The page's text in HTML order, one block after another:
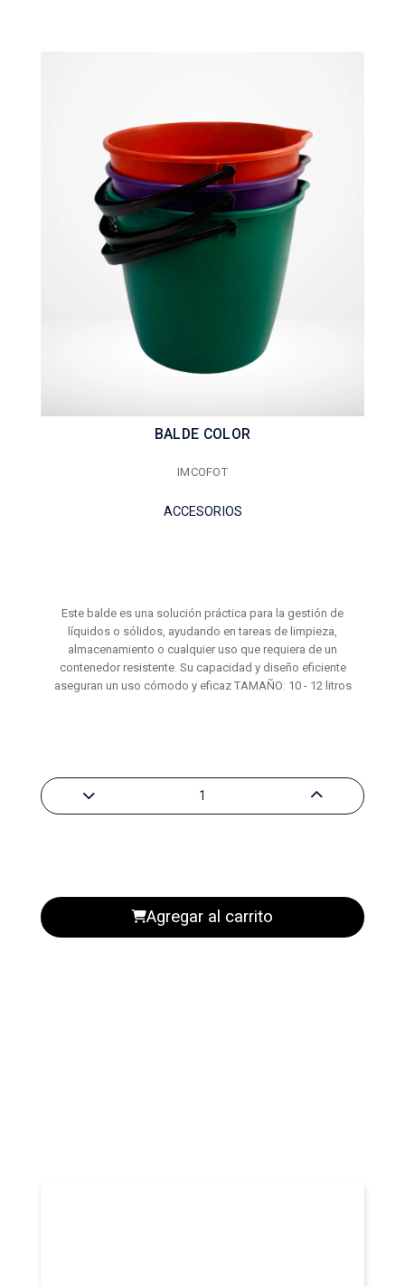
BALDE COLOR
IMCOFOT
ACCESORIOS
Este balde es una solución práctica para la gestión de
líquidos o sólidos, ayudando en tareas de limpieza,
almacenamiento o cualquier uso que requiera de un
contenedor resistente. Su capacidad y diseño eficiente
aseguran un uso cómodo y eficaz TAMAÑO: 10 - 12 litros
Agregar al carrito